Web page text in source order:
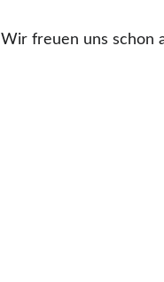
Wir freuen uns schon